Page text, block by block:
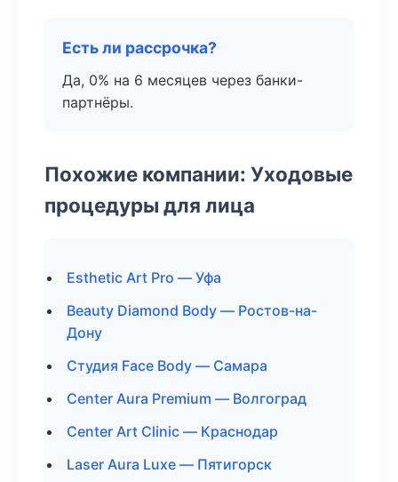
Есть ли рассрочка?
Да, 0% на 6 месяцев через банки-
партнёры.
Похожие компании: Уходовые
процедуры для лица
Esthetic Art Pro — Уфа
Beauty Diamond Body — Ростов-на-
Дону
Студия Face Body — Самара
Center Aura Premium — Волгоград
Center Art Clinic — Краснодар
Laser Aura Luxe — Пятигорск